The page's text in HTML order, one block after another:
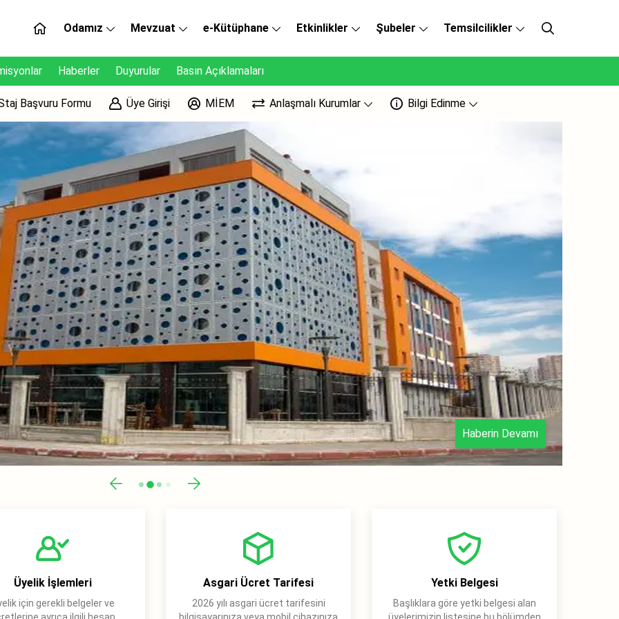
Odamız Mevzuat e-Kütüphane Etkinlikler Şubeler Temsilcilikler
Haberler Duyurular Basın Açıklamaları
Başvuru Formu Üye Girişi MİEM Anlaşmalı Kurumlar Bilgi Edinme
Haberin Devamı
Üyelik İşlemleri
için gerekli belgeler ve
Asgari Ücret Tarifesi
2026 yılı asgari ücret tarifesini
Yetki Belgesi
Başlıklara göre yetki belgesi alan